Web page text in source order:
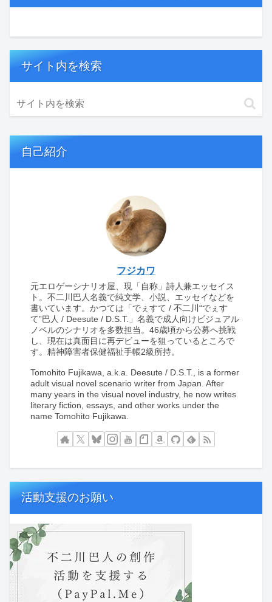
サイト内を検索
自己紹介
フジカワ
元エロゲーシナリオ屋、現「自称」詩人兼エッセイス
ト。不二川巴人名義で純文学、小説、エッセイなどを
書いています。かつては「でぇすて / 不二川“でぇす
て”巴人 / Deesute / D.S.T.」名義で成人向けビジュアル
ノベルのシナリオを多数担当。46歳頃から公募へ挑戦
し、現在は真面目に再デビューを狙っているところで
す。精神障害者保健福祉手帳2級所持。
Tomohito Fujikawa, a.k.a. Deesute / D.S.T., is a former
adult visual novel scenario writer from Japan. After
many years in the visual novel industry, he now writes
literary fiction, essays, and other works under the
name Tomohito Fujikawa.
活動支援のお願い